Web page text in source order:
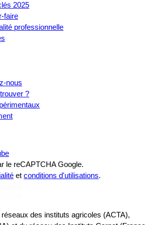
2025
faire
professionnelle
nous
?
le reCAPTCHA Google.
et conditions d'utilisations.
réseaux des instituts agricoles (ACTA),